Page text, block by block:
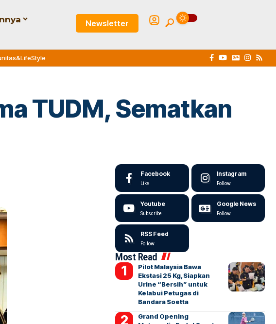
Newsletter
TUDM, Sematkan
Facebook
Like
Instagram
Follow
Youtube
Subscribe
Google News
Follow
RSS Feed
Follow
Most Read
Pilot Malaysia Bawa
Ekstasi 25 Kg, Siapkan
Urine “Bersih” untuk
Kelabui Petugas di
Bandara Soetta
Grand Opening